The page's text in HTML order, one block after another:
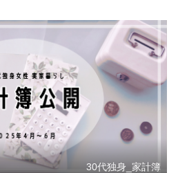
30代独身_家計簿